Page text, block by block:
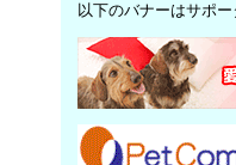
以下のバナーはサポ